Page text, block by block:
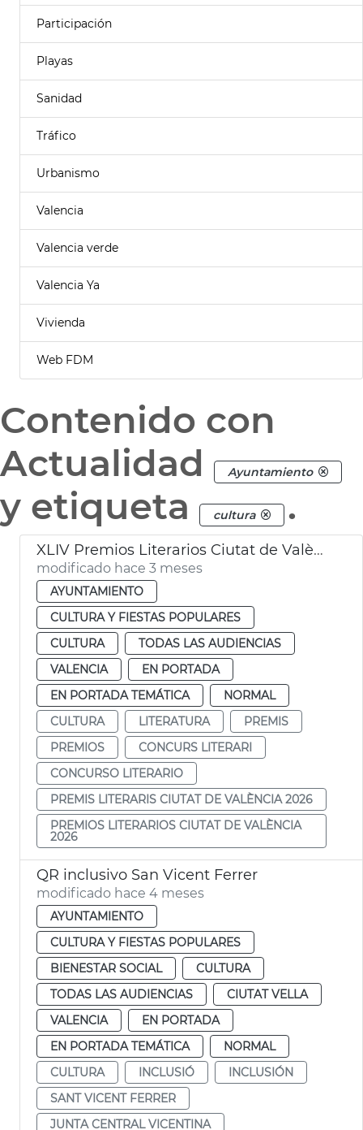
Participación
Playas
Sanidad
Tráfico
Urbanismo
Valencia
Valencia verde
Valencia Ya
Vivienda
Web FDM
Contenido con
Actualidad
Ayuntamiento
y etiqueta cultura .
XLIV Premios Literarios Ciutat de València 2026
modificado hace 3 meses
AYUNTAMIENTO
CULTURA Y FIESTAS POPULARES
CULTURA
TODAS LAS AUDIENCIAS
VALENCIA
EN PORTADA
EN PORTADA TEMÁTICA
NORMAL
CULTURA
LITERATURA
PREMIS
PREMIOS
CONCURS LITERARI
CONCURSO LITERARIO
PREMIS LITERARIS CIUTAT DE VALÈNCIA 2026
PREMIOS LITERARIOS CIUTAT DE VALÈNCIA
2026
QR inclusivo San Vicent Ferrer
modificado hace 4 meses
AYUNTAMIENTO
CULTURA Y FIESTAS POPULARES
BIENESTAR SOCIAL
CULTURA
TODAS LAS AUDIENCIAS
CIUTAT VELLA
VALENCIA
EN PORTADA
EN PORTADA TEMÁTICA
NORMAL
CULTURA
INCLUSIÓ
INCLUSIÓN
SANT VICENT FERRER
JUNTA CENTRAL VICENTINA